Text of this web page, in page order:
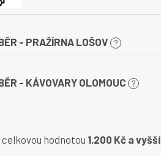
- PRAŽÍRNA LOŠOV ?
- KÁVOVARY OLOMOUC ?
hodnotou 1.200 Kč a vyšší